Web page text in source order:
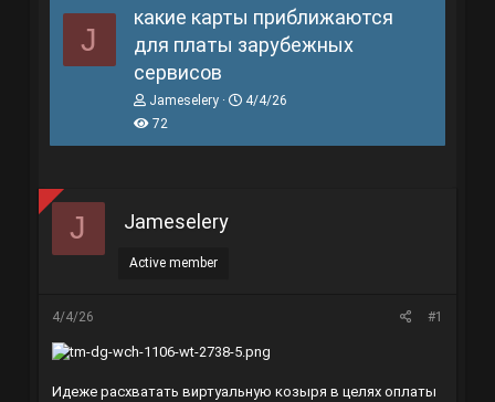
какие карты приближаются
для платы зарубежных
сервисов
J
T
h
t
r
Jameselery
N
4/4/26
72
J Jameselery
Active member
4/4/26 #1
Идеже расхватать виртуальную козыря в целях оплаты